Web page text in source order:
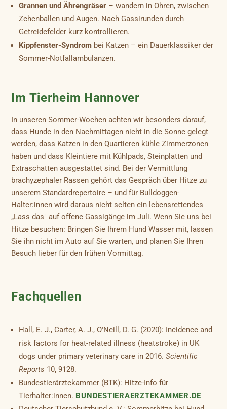
Grannen und Ährengräser – wandern in Ohren, zwischen
Zehenballen und Augen. Nach Gassirunden durch
Getreidefelder kurz kontrollieren.
Kippfenster-Syndrom bei Katzen – ein Dauerklassiker der
Sommer-Notfallambulanzen.
Im Tierheim Hannover
In unseren Sommer-Wochen achten wir besonders darauf,
dass Hunde in den Nachmittagen nicht in die Sonne gelegt
werden, dass Katzen in den Quartieren kühle Zimmerzonen
haben und dass Kleintiere mit Kühlpads, Steinplatten und
Extraschatten ausgestattet sind. Bei der Vermittlung
brachyzephaler Rassen gehört das Gespräch über Hitze zu
unserem Standardrepertoire – und für Bulldoggen-
Halter:innen wird daraus nicht selten ein lebensrettendes
„Lass das" auf offene Gassigänge im Juli. Wenn Sie uns bei
Hitze besuchen: Bringen Sie Ihrem Hund Wasser mit, lassen
Sie ihn nicht im Auto auf Sie warten, und planen Sie Ihren
Besuch lieber für den frühen Vormittag.
Fachquellen
Hall, E. J., Carter, A. J., O'Neill, D. G. (2020): Incidence and
risk factors for heat-related illness (heatstroke) in UK
dogs under primary veterinary care in 2016.Scientific
Reports 10, 9128.
Bundestierärztekammer (BTK): Hitze-Info für
Tierhalter:innen. BUNDESTIERAERZTEKAMMER.DE